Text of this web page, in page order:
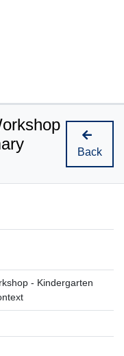
Back
- Kindergarten